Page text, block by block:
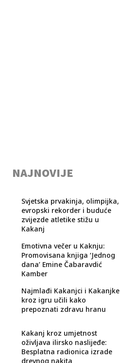
NAJNOVIJE
Svjetska prvakinja, olimpijka,
evropski rekorder i buduće
zvijezde atletike stižu u
Kakanj
Emotivna večer u Kaknju:
Promovisana knjiga ‘Jednog
dana’ Emine Čabaravdić
Kamber
Najmlađi Kakanjci i Kakanjke
kroz igru učili kako
prepoznati zdravu hranu
Kakanj kroz umjetnost
oživljava ilirsko naslijeđe:
Besplatna radionica izrade
drevnog nakita